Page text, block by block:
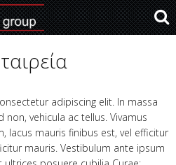
adipiscing elit. In massa
vehicula ac tellus. Vivamus
lacus mauris finibus est, vel efficitur
mauris. Vestibulum ante ipsum